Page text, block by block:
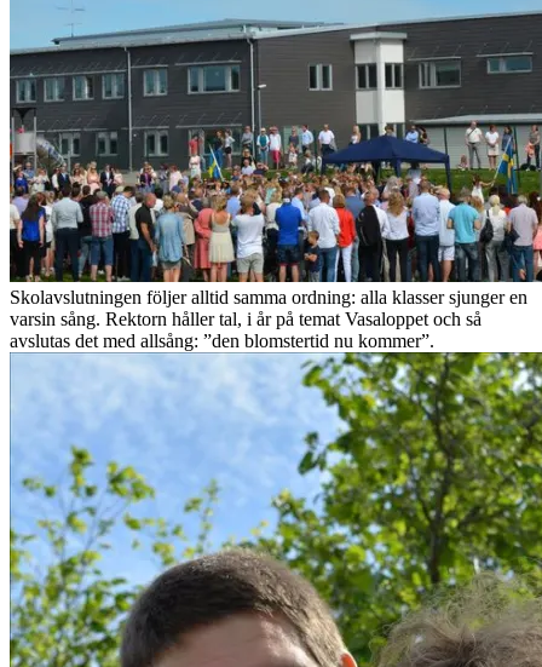
Skolavslutningen följer alltid samma ordning: alla klasser sjunger en
varsin sång. Rektorn håller tal, i år på temat Vasaloppet och så
avslutas det med allsång: ”den blomstertid nu kommer”.